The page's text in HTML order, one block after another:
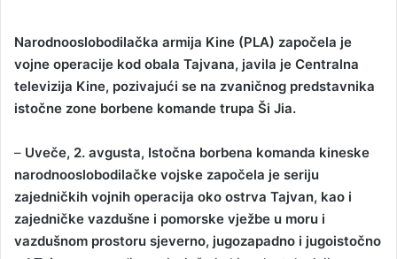
Narodnooslobodilačka armija Kine (PLA) započela je
vojne operacije kod obala Tajvana, javila je Centralna
televizija Kine, pozivajući se na zvaničnog predstavnika
istočne zone borbene komande trupa Ši Jia.
– Uveče, 2. avgusta, Istočna borbena komanda kineske
narodnooslobodilačke vojske započela je seriju
zajedničkih vojnih operacija oko ostrva Tajvan, kao i
zajedničke vazdušne i pomorske vježbe u moru i
vazdušnom prostoru sjeverno, jugozapadno i jugoistočno